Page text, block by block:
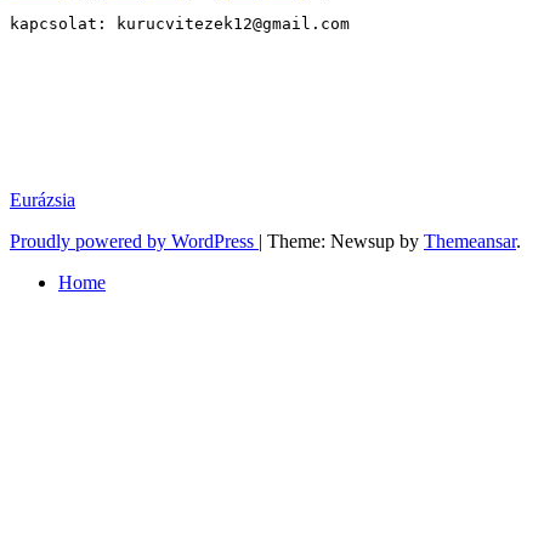
kapcsolat: kurucvitezek12@gmail.com
Eurázsia
Proudly powered by WordPress | Theme: Newsup by Themeansar.
Home